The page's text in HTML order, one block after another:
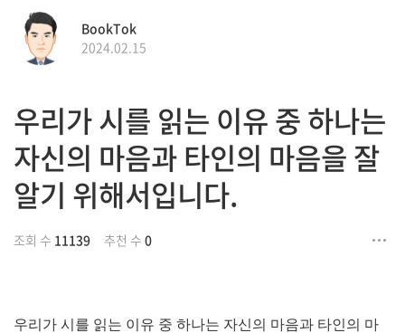
BookTok
2024.02.15
우리가 시를 읽는 이유 중 하나는
자신의 마음과 타인의 마음을 잘
알기 위해서입니다.
조회 수 11139 추천 수 0
우리가 시를 읽는 이유 중 하나는 자신의 마음과 타인의 마